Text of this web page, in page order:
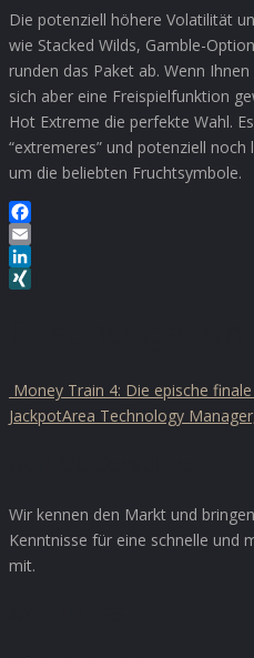
Die potenziell höhere Volatilität
wie Stacked Wilds, Gamble-
runden das Paket ab. Wenn
sich aber eine Freispielfunktion
Hot Extreme die perfekte Wahl.
“extremeres” und potenziell
um die beliebten Fruchtsymbole.
Facebook
Email
LinkedIn
Money Train 4: Die epische
JackpotArea Technology
Wir kennen den Markt und
Kenntnisse für eine schnelle und
mit.